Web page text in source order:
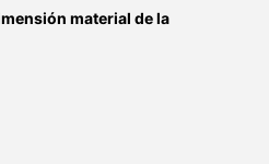
material de la